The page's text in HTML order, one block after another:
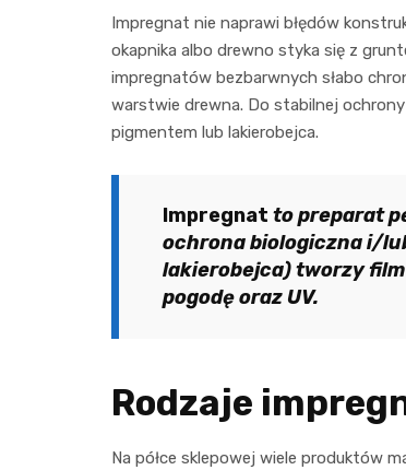
Impregnat nie naprawi błędów
okapnika albo drewno styka się z
impregnatów bezbarwnych słabo
warstwie drewna. Do stabilnej
pigmentem lub lakierobejca.
Impregnat to preparat
ochrona biologiczna i/
lakierobejca) tworzy
pogodę oraz UV.
Rodzaje
Na półce sklepowej wiele produktów